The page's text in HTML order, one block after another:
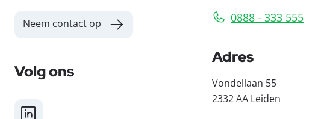
Neem contact op
Volg ons
LinkedIn
0888 - 333 555
Adres
Vondellaan 55
2332 AA Leiden